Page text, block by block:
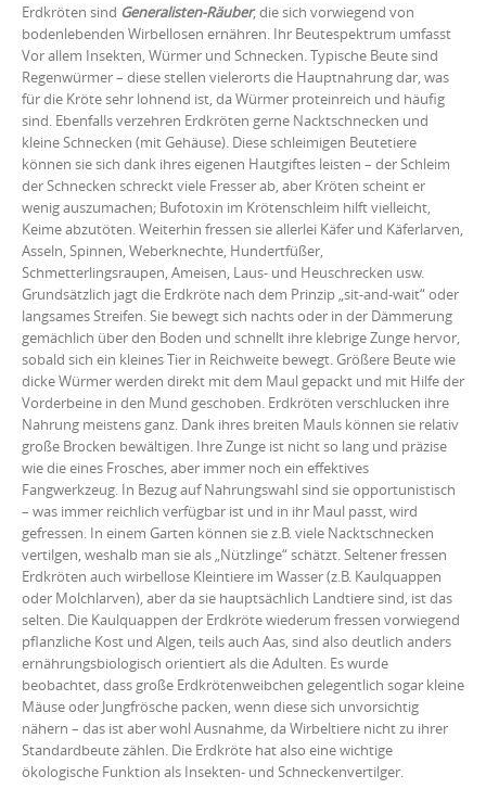
Erdkröten sind Generalisten-Räuber, die sich vorwiegend von
bodenlebenden Wirbellosen ernähren. Ihr Beutespektrum umfasst
Vor allem Insekten, Würmer und Schnecken. Typische Beute sind
Regenwürmer – diese stellen vielerorts die Hauptnahrung dar, was
für die Kröte sehr lohnend ist, da Würmer proteinreich und häufig
sind. Ebenfalls verzehren Erdkröten gerne Nacktschnecken und
kleine Schnecken (mit Gehäuse). Diese schleimigen Beutetiere
können sie sich dank ihres eigenen Hautgiftes leisten – der Schleim
der Schnecken schreckt viele Fresser ab, aber Kröten scheint er
wenig auszumachen; Bufotoxin im Krötenschleim hilft vielleicht,
Keime abzutöten. Weiterhin fressen sie allerlei Käfer und Käferlarven,
Asseln, Spinnen, Weberknechte, Hundertfüßer,
Schmetterlingsraupen, Ameisen, Laus- und Heuschrecken usw.
Grundsätzlich jagt die Erdkröte nach dem Prinzip „sit-and-wait“ oder
langsames Streifen. Sie bewegt sich nachts oder in der Dämmerung
gemächlich über den Boden und schnellt ihre klebrige Zunge hervor,
sobald sich ein kleines Tier in Reichweite bewegt. Größere Beute wie
dicke Würmer werden direkt mit dem Maul gepackt und mit Hilfe der
Vorderbeine in den Mund geschoben. Erdkröten verschlucken ihre
Nahrung meistens ganz. Dank ihres breiten Mauls können sie relativ
große Brocken bewältigen. Ihre Zunge ist nicht so lang und präzise
wie die eines Frosches, aber immer noch ein effektives
Fangwerkzeug. In Bezug auf Nahrungswahl sind sie opportunistisch
– was immer reichlich verfügbar ist und in ihr Maul passt, wird
gefressen. In einem Garten können sie z.B. viele Nacktschnecken
vertilgen, weshalb man sie als „Nützlinge“ schätzt. Seltener fressen
Erdkröten auch wirbellose Kleintiere im Wasser (z.B. Kaulquappen
oder Molchlarven), aber da sie hauptsächlich Landtiere sind, ist das
selten. Die Kaulquappen der Erdkröte wiederum fressen vorwiegend
pflanzliche Kost und Algen, teils auch Aas, sind also deutlich anders
ernährungsbiologisch orientiert als die Adulten. Es wurde
beobachtet, dass große Erdkrötenweibchen gelegentlich sogar kleine
Mäuse oder Jungfrösche packen, wenn diese sich unvorsichtig
nähern – das ist aber wohl Ausnahme, da Wirbeltiere nicht zu ihrer
Standardbeute zählen. Die Erdkröte hat also eine wichtige
ökologische Funktion als Insekten- und Schneckenvertilger.